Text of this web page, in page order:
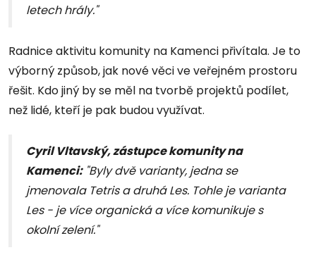
letech hrály."
Radnice aktivitu komunity na Kamenci přivítala. Je to
výborný způsob, jak nové věci ve veřejném prostoru
řešit. Kdo jiný by se měl na tvorbě projektů podílet,
než lidé, kteří je pak budou využívat.
Cyril Vltavský, zástupce komunity na
Kamenci:"Byly dvě varianty, jedna se
jmenovala Tetris a druhá Les. Tohle je varianta
Les - je více organická a více komunikuje s
okolní zelení."